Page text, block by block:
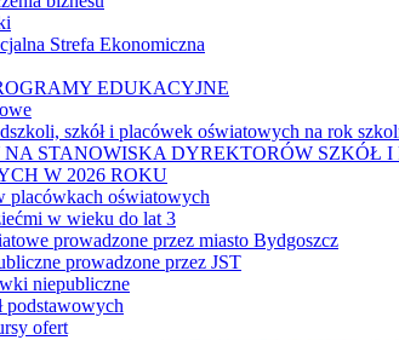
Strefa Ekonomiczna
EDUKACYJNE
szkół i placówek oświatowych na rok
STANOWISKA DYREKTORÓW SZKÓŁ I
W 2026 ROKU
placówkach oświatowych
w wieku do lat 3
prowadzone przez miasto Bydgoszcz
prowadzone przez JST
niepubliczne
podstawowych
ofert